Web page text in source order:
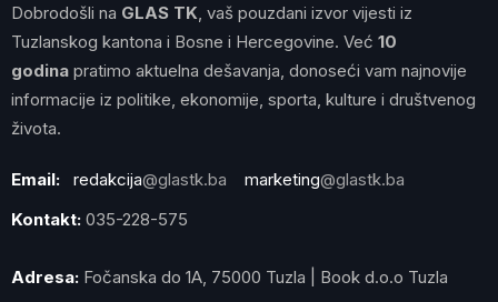
Dobrodošli na GLAS TK , vaš pouzdani izvor vijesti iz
Tuzlanskog kantona i Bosne i Hercegovine. Već 10
godina pratimo aktuelna dešavanja, donoseći vam najnovije
informacije iz politike, ekonomije, sporta, kulture i društvenog
života.
Email: redakcija@glastk.ba marketing@glastk.ba
Kontakt: 035-228-575
Adresa: Fočanska do 1A, 75000 Tuzla | Book d.o.o Tuzla